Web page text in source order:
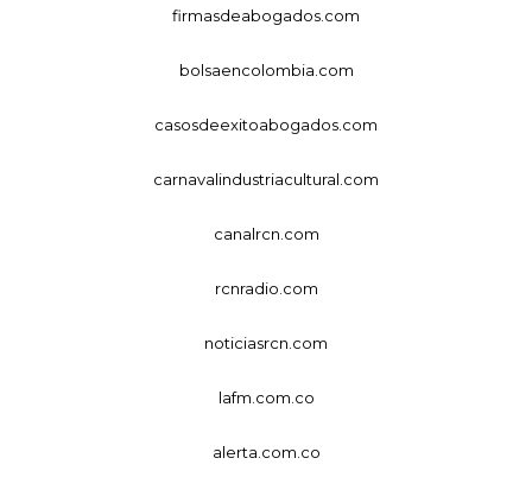
firmasdeabogados.com
bolsaencolombia.com
casosdeexitoabogados.com
carnavalindustriacultural.com
canalrcn.com
rcnradio.com
noticiasrcn.com
lafm.com.co
alerta.com.co